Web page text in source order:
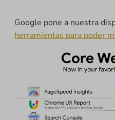
Google pone a nuestra
herramientas para poder